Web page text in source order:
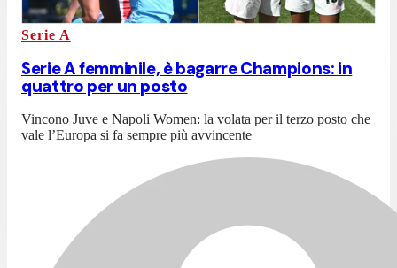
Serie A
Serie A femminile, è bagarre Champions: in
quattro per un posto
Vincono Juve e Napoli Women: la volata per il terzo posto che
vale l’Europa si fa sempre più avvincente